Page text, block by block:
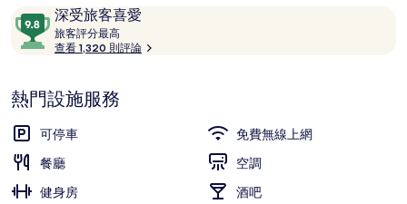
是
NT$5,090
評
論
深受旅客喜愛
9.8
分，
滿
10，
深
受
旅
客
喜
旅客評分最高
客
查看 1,320 則評論
熱門設施服務
可停車
免費無線上網
餐廳
空調
健身房
酒吧